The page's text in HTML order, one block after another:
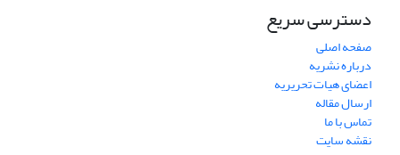
دسترسی سریع
صفحه اصلی
درباره نشریه
اعضای هیات تحریریه
ارسال مقاله
تماس با ما
نقشه سایت